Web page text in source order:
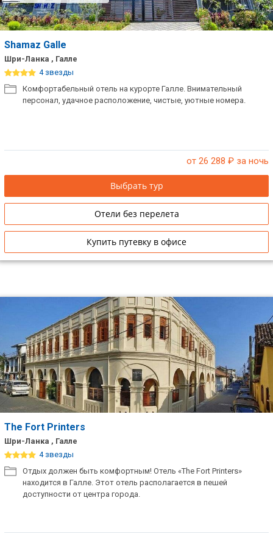
Shamaz Galle
Шри-Ланка , Галле
4 звезды
Комфортабельный отель на курорте Галле. Внимательный
персонал, удачное расположение, чистые, уютные номера.
от 26 288 ₽ за ночь
Выбрать тур
Отели без перелета
Купить путевку в офисе
The Fort Printers
Шри-Ланка , Галле
4 звезды
Отдых должен быть комфортным! Отель «The Fort Printers»
находится в Галле. Этот отель располагается в пешей
доступности от центра города.
звезды
Лучшие отели 3* звезды
Недорогие отели 3*
звезды
Сетевые отели Турции
Сетевые отели Шри Ланки
Сетевые отели Вьетнама
Сетевые отели Бали
Сетевые отели Сейшел
Сетевые отели Маврикия